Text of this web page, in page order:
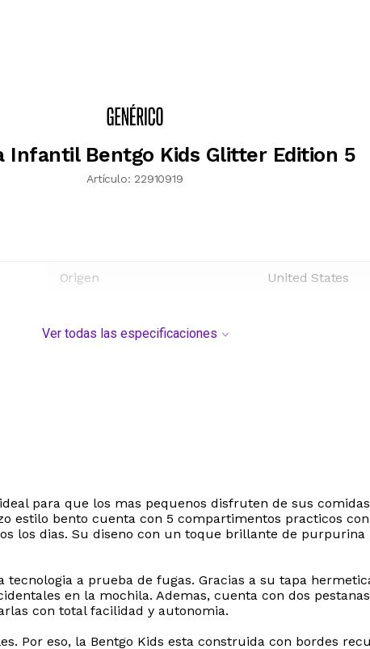
Infantil Bentgo Kids Glitter Edition 5
Artículo: 22910919
Origen United States
Ver todas las especificaciones
para que los mas pequenos disfruten de sus
estilo bento cuenta con 5 compartimentos practicos
los dias. Su diseno con un toque brillante de
tecnologia a prueba de fugas. Gracias a su tapa
en la mochila. Ademas, cuenta con dos
con total facilidad y autonomia.
Por eso, la Bentgo Kids esta construida con bordes